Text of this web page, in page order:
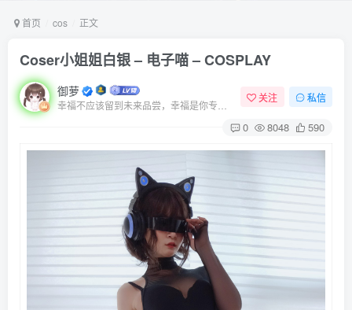
首页 cos 正文
Coser小姐姐白银 – 电子喵 – COSPLAY
御萝 关注 私信
0 8048 590